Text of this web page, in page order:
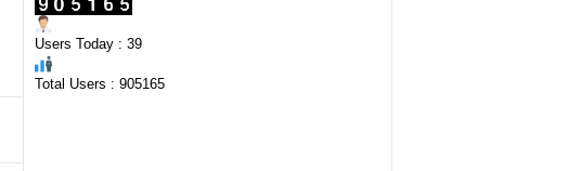
Users Today : 39
Total Users : 905165